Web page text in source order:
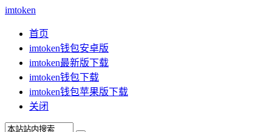
imtoken
首页
imtoken钱包安卓版
imtoken最新版下载
imtoken钱包下载
imtoken钱包苹果版下载
关闭